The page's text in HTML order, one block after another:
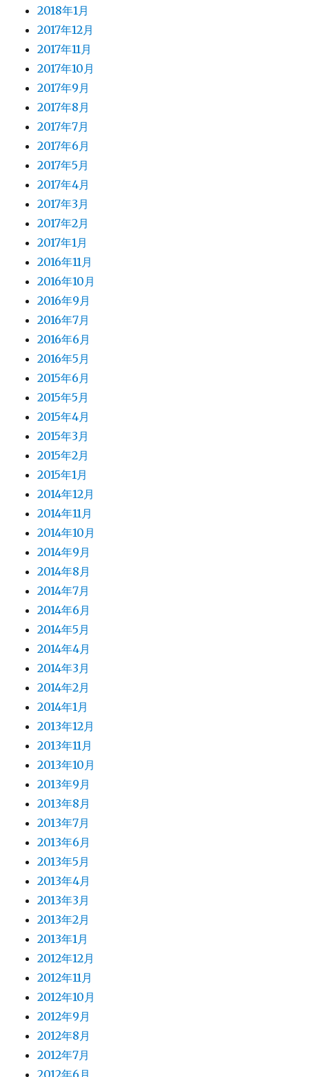
2018年1月
2017年12月
2017年11月
2017年10月
2017年9月
2017年8月
2017年7月
2017年6月
2017年5月
2017年4月
2017年3月
2017年2月
2017年1月
2016年11月
2016年10月
2016年9月
2016年7月
2016年6月
2016年5月
2015年6月
2015年5月
2015年4月
2015年3月
2015年2月
2015年1月
2014年12月
2014年11月
2014年10月
2014年9月
2014年8月
2014年7月
2014年6月
2014年5月
2014年4月
2014年3月
2014年2月
2014年1月
2013年12月
2013年11月
2013年10月
2013年9月
2013年8月
2013年7月
2013年6月
2013年5月
2013年4月
2013年3月
2013年2月
2013年1月
2012年12月
2012年11月
2012年10月
2012年9月
2012年8月
2012年7月